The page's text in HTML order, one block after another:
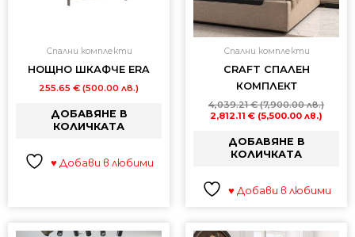
Спални комплекти
НОЩНО ШКАФЧЕ ERA
255.65 € (500.00 лв.)
ДОБАВЯНЕ В
КОЛИЧКАТА
♥ Добави в любими
Спални комплекти
CRAFT СПАЛЕН
КОМПЛЕКТ
4,039.21€ (7,900.00 лв.)
2,812.11€ (5,500.00 лв.)
ДОБАВЯНЕ В
КОЛИЧКАТА
♥ Добави в любими